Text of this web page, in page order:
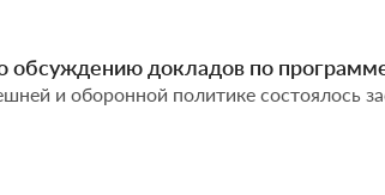
обсуждению докладов по
и оборонной политике состоялось